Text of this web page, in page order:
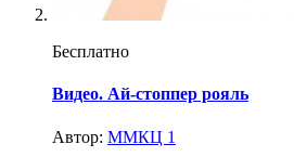
Бесплатно
Видео. Ай-стоппер рояль
Автор: ММКЦ 1